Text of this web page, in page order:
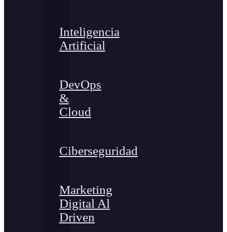
Inteligencia
Artificial
DevOps
&
Cloud
Ciberseguridad
Marketing
Digital Al
Driven